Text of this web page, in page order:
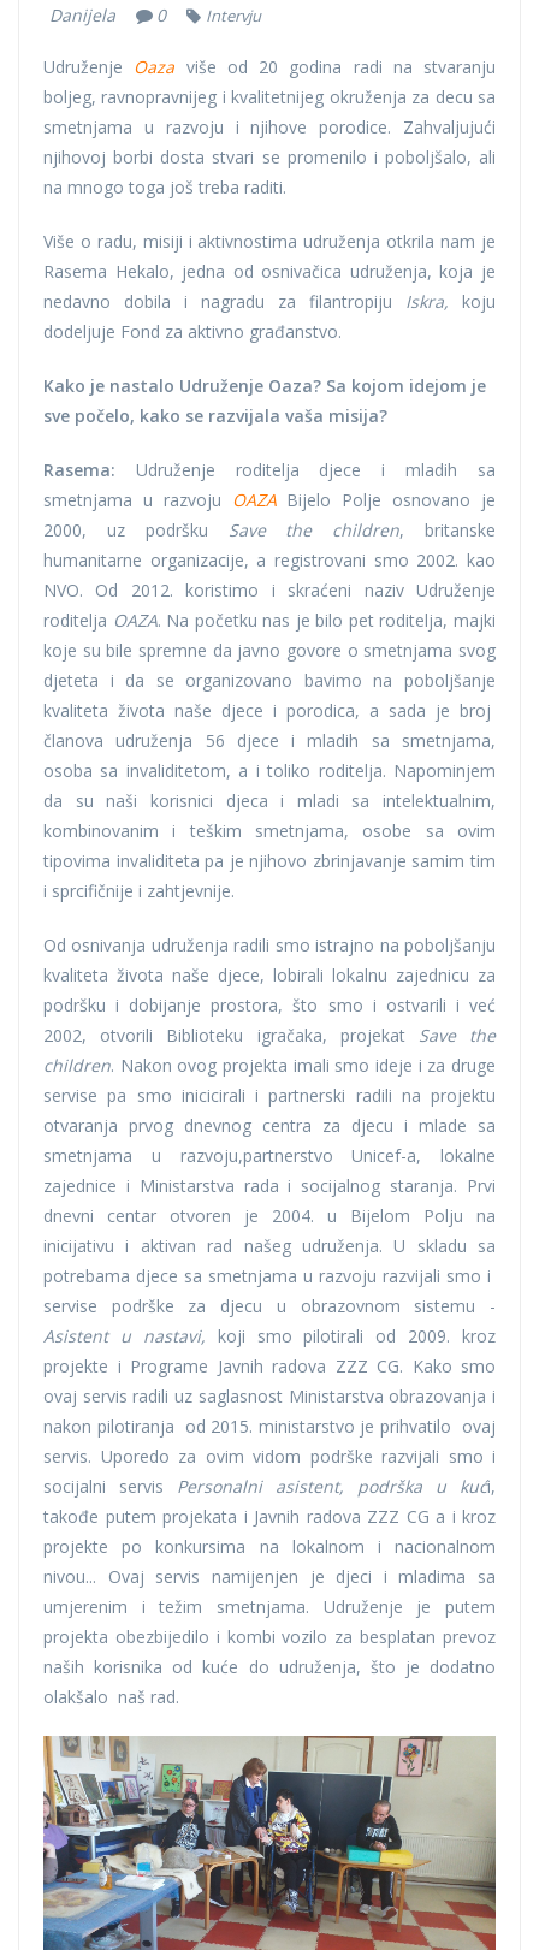
Danijela 0 Intervju
Udruženje Oaza više od 20 godina radi na stvaranju
boljeg, ravnopravnijeg i kvalitetnijeg okruženja za decu sa
smetnjama u razvoju i njihove porodice. Zahvaljujući
njihovoj borbi dosta stvari se promenilo i poboljšalo, ali
na mnogo toga još treba raditi.
Više o radu, misiji i aktivnostima udruženja otkrila nam je
Rasema Hekalo, jedna od osnivačica udruženja, koja je
nedavno dobila i nagradu za filantropiju Iskra, koju
dodeljuje Fond za aktivno građanstvo.
Kako je nastalo Udruženje Oaza? Sa kojom idejom je
sve počelo, kako se razvijala vaša misija?
Rasema: Udruženje roditelja djece i mladih sa
smetnjama u razvoju OAZABijelo Polje osnovano je
2000, uz podršku Save the children, britanske
humanitarne organizacije, a registrovani smo 2002. kao
NVO. Od 2012. koristimo i skraćeni naziv Udruženje
roditelja OAZA. Na početku nas je bilo pet roditelja, majki
koje su bile spremne da javno govore o smetnjama svog
djeteta i da se organizovano bavimo na poboljšanje
kvaliteta života naše djece i porodica, a sada je broj
članova udruženja 56 djece i mladih sa smetnjama,
osoba sa invaliditetom, a i toliko roditelja. Napominjem
da su naši korisnici djeca i mladi sa intelektualnim,
kombinovanim i teškim smetnjama, osobe sa ovim
tipovima invaliditeta pa je njihovo zbrinjavanje samim tim
i sprcifičnije i zahtjevnije.
Od osnivanja udruženja radili smo istrajno na poboljšanju
kvaliteta života naše djece, lobirali lokalnu zajednicu za
podršku i dobijanje prostora, što smo i ostvarili i već
2002, otvorili Biblioteku igračaka, projekat Save the
children. Nakon ovog projekta imali smo ideje i za druge
servise pa smo inicicirali i partnerski radili na projektu
otvaranja prvog dnevnog centra za djecu i mlade sa
smetnjama u razvoju,partnerstvo Unicef-a, lokalne
zajednice i Ministarstva rada i socijalnog staranja. Prvi
dnevni centar otvoren je 2004. u Bijelom Polju na
inicijativu i aktivan rad našeg udruženja. U skladu sa
potrebama djece sa smetnjama u razvoju razvijali smo i
servise podrške za djecu u obrazovnom sistemu -
Asistent u nastavi, koji smo pilotirali od 2009. kroz
projekte i Programe Javnih radova ZZZ CG. Kako smo
ovaj servis radili uz saglasnost Ministarstva obrazovanja i
nakon pilotiranja od 2015. ministarstvo je prihvatilo ovaj
servis. Uporedo za ovim vidom podrške razvijali smo i
socijalni servis Personalni asistent, podrška u kući,
takođe putem projekata i Javnih radova ZZZ CG a i kroz
projekte po konkursima na lokalnom i nacionalnom
nivou... Ovaj servis namijenjen je djeci i mladima sa
umjerenim i težim smetnjama. Udruženje je putem
projekta obezbijedilo i kombi vozilo za besplatan prevoz
naših korisnika od kuće do udruženja, što je dodatno
olakšalo naš rad.